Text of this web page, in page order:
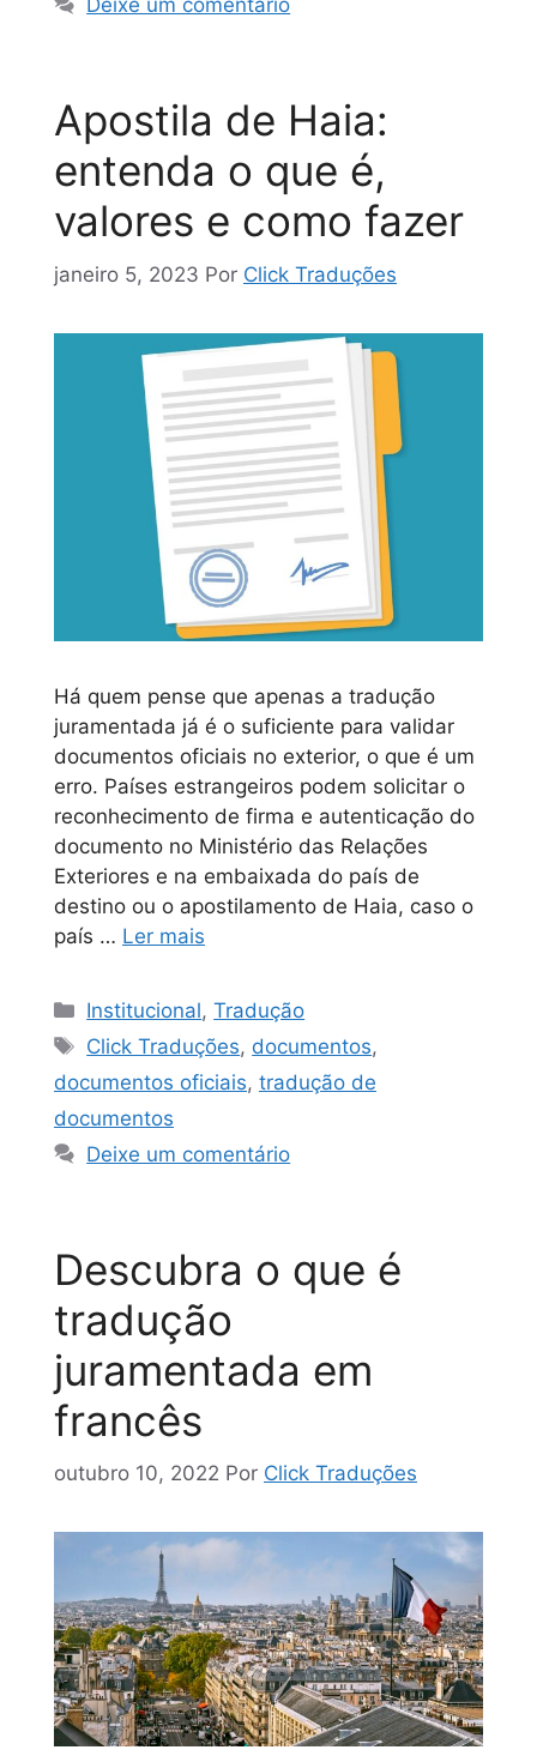
Deixe um comentário
Apostila de Haia:
entenda o que é,
valores e como fazer
janeiro 5, 2023 Por Click Traduções
Há quem pense que apenas a tradução
juramentada já é o suficiente para validar
documentos oficiais no exterior, o que é um
erro. Países estrangeiros podem solicitar o
reconhecimento de firma e autenticação do
documento no Ministério das Relações
Exteriores e na embaixada do país de
destino ou o apostilamento de Haia, caso o
país … Ler mais
Institucional,Tradução
Click Traduções, documentos,
documentos oficiais, tradução de
documentos
Deixe um comentário
Descubra o que é
tradução
juramentada em
francês
outubro 10, 2022 Por Click Traduções